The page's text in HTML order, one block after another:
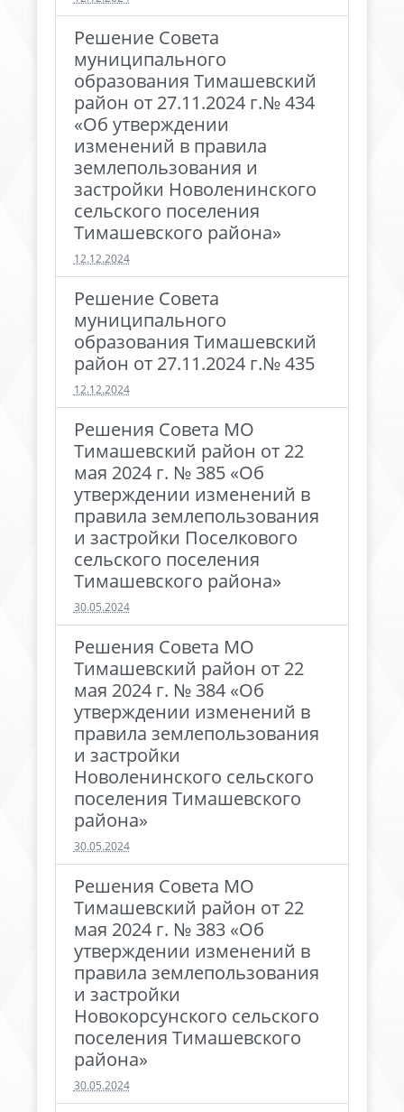
Решение Совета
муниципального
образования Тимашевский
район от 27.11.2024 г.№ 434
«Об утверждении
изменений в правила
землепользования и
застройки Новоленинского
сельского поселения
Тимашевского района»
12.12.2024
Решение Совета
муниципального
образования Тимашевский
район от 27.11.2024 г.№ 435
12.12.2024
Решения Совета МО
Тимашевский район от 22
мая 2024 г. № 385 «Об
утверждении изменений в
правила землепользования
и застройки Поселкового
сельского поселения
Тимашевского района»
30.05.2024
Решения Совета МО
Тимашевский район от 22
мая 2024 г. № 384 «Об
утверждении изменений в
правила землепользования
и застройки
Новоленинского сельского
поселения Тимашевского
района»
30.05.2024
Решения Совета МО
Тимашевский район от 22
мая 2024 г. № 383 «Об
утверждении изменений в
правила землепользования
и застройки
Новокорсунского сельского
поселения Тимашевского
района»
30.05.2024